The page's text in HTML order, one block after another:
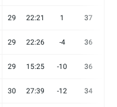
29 22:21 1 37
29 22:26 -4 36
29 15:25 -10 36
30 27:39 -12 34